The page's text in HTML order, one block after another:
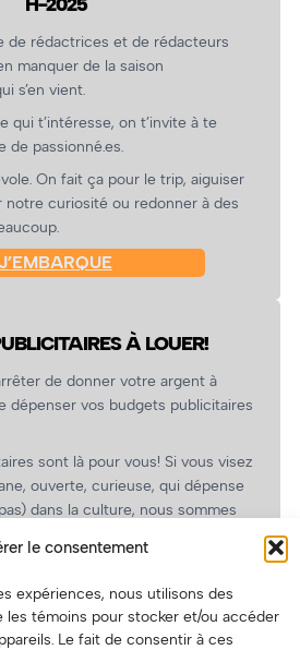
le consentement
expériences, nous utilisons des
les témoins pour stocker et/ou accéder
Le fait de consentir à ces
de rédactrices et de rédacteurs
manquer de la saison
s’en vient.
qui t’intéresse, on t’invite à te
de passionné.es.
On fait ça pour le trip, aiguiser
notre curiosité ou redonner à des
J’EMBARQUE
À LOUER!
de donner votre argent à
dépenser vos budgets publicitaires
sont là pour vous! Si vous visez
ouverte, curieuse, qui dépense
dans la culture, nous sommes
spéciaux pour vous, les